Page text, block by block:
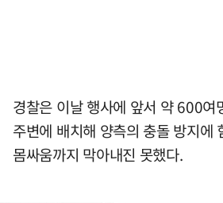
경찰은 이날 행사에 앞서 약 600여
주변에 배치해 양측의 충돌 방지에
몸싸움까지 막아내진 못했다.